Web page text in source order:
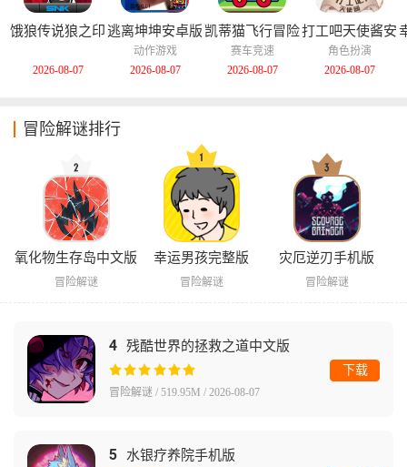
饿狼传说狼之印
2026-08-07
逃离坤坤安卓版
动作游戏
2026-08-07
凯蒂猫飞行冒险
中文版
赛车竞速
2026-08-07
打工吧天使酱安
卓版
角色扮演
2026-08-07
冒险解谜排行
氧化物生存岛中文版
冒险解谜
幸运男孩完整版
冒险解谜
灾厄逆刃手机版
冒险解谜
4 残酷世界的拯救之道中文版
冒险解谜 / 519.95M / 2026-08-07
下载
5 水银疗养院手机版